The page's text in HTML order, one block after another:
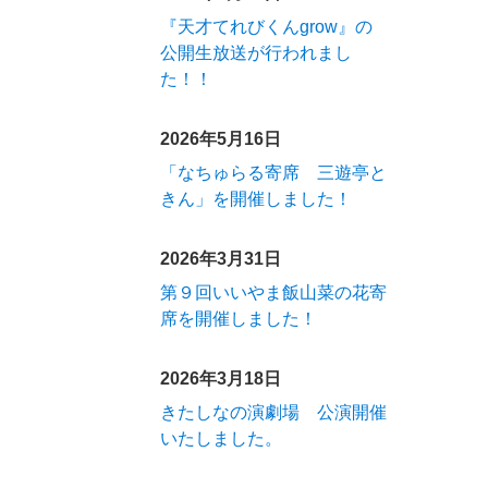
『天才てれびくんgrow』の
公開生放送が行われまし
た！！
2026年5月16日
「なちゅらる寄席 三遊亭と
きん」を開催しました！
2026年3月31日
第９回いいやま飯山菜の花寄
席を開催しました！
2026年3月18日
きたしなの演劇場 公演開催
いたしました。